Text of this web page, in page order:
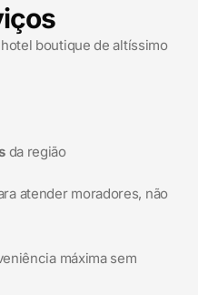
boutique de altíssimo
da região
atender moradores, não
máxima sem